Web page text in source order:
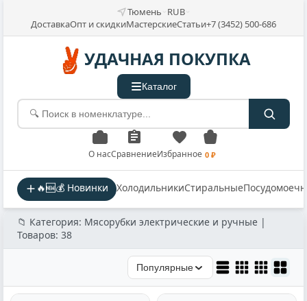
Тюмень RUB
ДоставкаОпт и скидкиМастерскиеСтатьи+7 (3452) 500-686
УДАЧНАЯ ПОКУПКА
Каталог
О насСравнениеИзбранное 0 ₽
🔥🆕💰 Новинки ХолодильникиСтиральные
📁 Категория: Мясорубки электрические и ручные |
Товаров: 38
Популярные